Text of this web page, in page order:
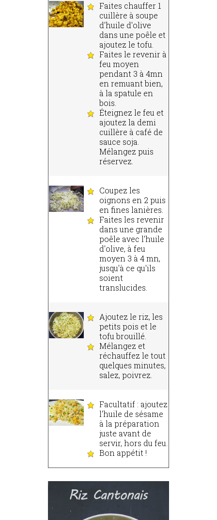
Faites chauffer 1
cuillère à soupe
d'huile d'olive
dans une poêle et
ajoutez le tofu.
Faites le revenir à
feu moyen
pendant 3 à 4mn
en remuant bien,
à la spatule en
bois.
Éteignez le feu et
ajoutez la demi
cuillère à café de
sauce soja.
Mélangez puis
réservez.
Coupez les
oignons en 2 puis
en fines lanières.
Faites les revenir
dans une grande
poêle avec l'huile
d'olive, à feu
moyen 3 à 4 mn,
jusqu'à ce qu'ils
soient
translucides.
Ajoutez le riz, les
petits pois et le
tofu brouillé.
Mélangez et
réchauffez le tout
quelques minutes,
salez, poivrez.
Facultatif : ajoutez
l'huile de sésame
à la préparation
juste avant de
servir, hors du feu.
Bon appétit !